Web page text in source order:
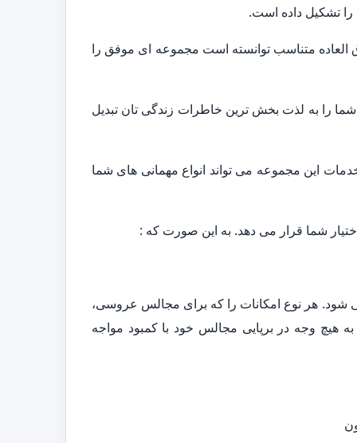
را تشکیل داده است.
العاده متناسب توانسته است مجموعه ای موفق را
را به لذت بخش ترین خاطرات زندگی تان تبدیل
این مجموعه می تواند انواع مهمانی های شما
شما قرار می دهد. به این صورت که :
شود. هر نوع امکانات را که برای مجالس عروسی،
به هیچ وجه در برپایی مجالس خود با کمبود مواجه